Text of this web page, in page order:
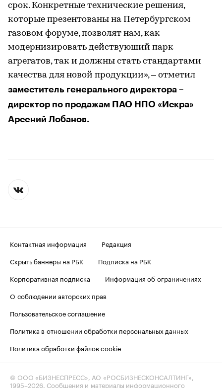
срок. Конкретные технические решения,
которые презентованы на Петербургском
газовом форуме, позволят нам, как
модернизировать действующий парк
агрегатов, так и должны стать стандартами
качества для новой продукции», – отметил
заместитель генерального директора –
директор по продажам ПАО НПО «Искра»
Арсений Лобанов.
Контактная информация
Редакция
Скрыть баннеры на РБК
Подписка на РБК
Корпоративная подписка
Информация об ограничениях
О соблюдении авторских прав
Пользовательское соглашение
Политика в отношении обработки персональных данных
Политика обработки файлов cookie
© ООО «БИЗНЕСПРЕСС», АО «РОСБИЗНЕСКОНСАЛТИНГ»,
1995–2026 . Сообщения и материалы информационного